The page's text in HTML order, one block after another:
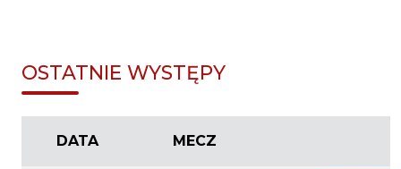
OSTATNIE WYSTĘPY
DATA MECZ